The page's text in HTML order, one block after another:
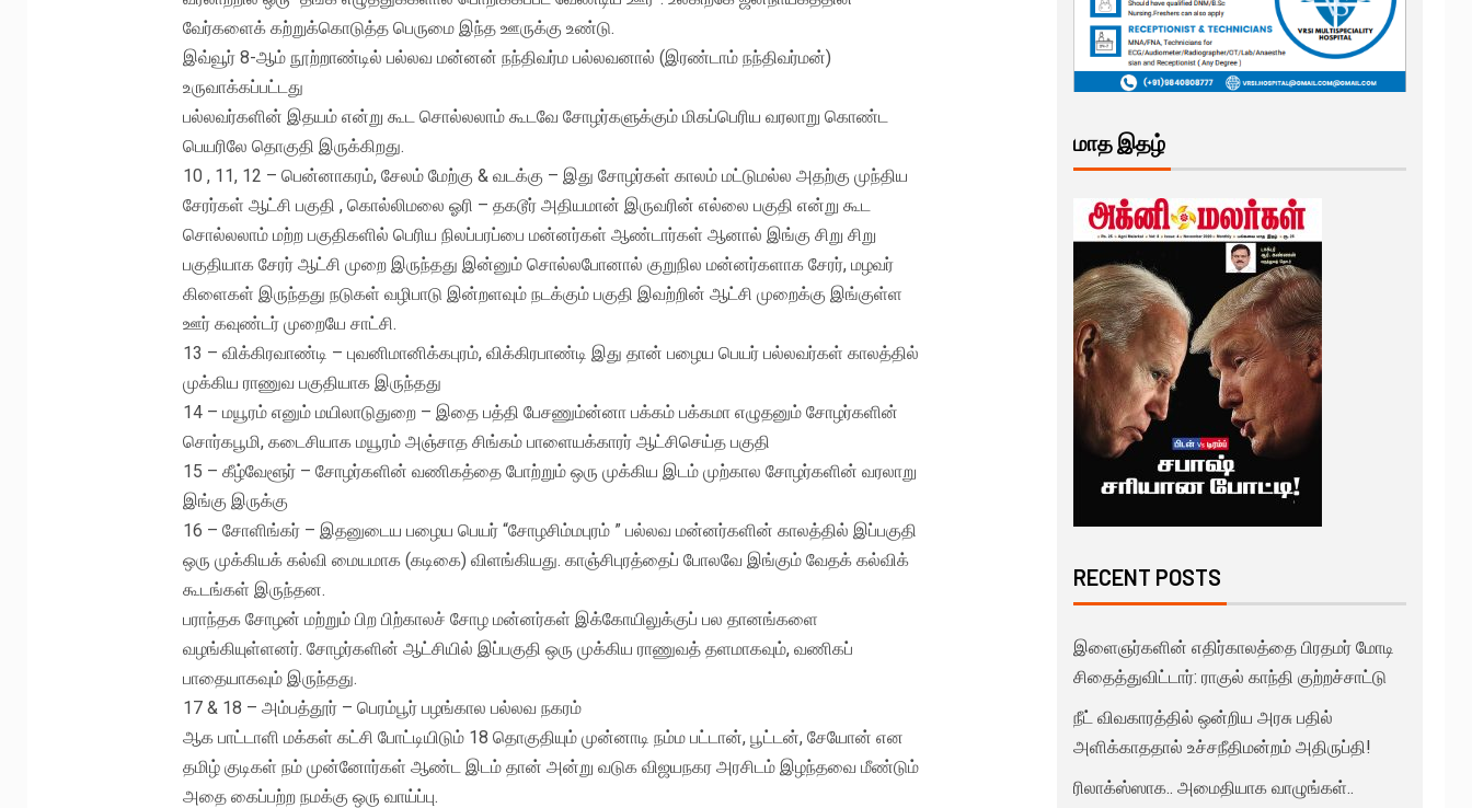
வேர்களைக் கற்றுக்கொடுத்த பெருமை இந்த ஊருக்கு உண்டு.
இவ்வூர் 8-ஆம் நூற்றாண்டில் பல்லவ மன்னன் நந்திவர்ம பல்லவனால் (இரண்டாம் நந்திவர்மன்)
உருவாக்கப்பட்டது
பல்லவர்களின் இதயம் என்று கூட சொல்லலாம் கூடவே சோழர்களுக்கும் மிகப்பெரிய வரலாறு கொண்ட
பெயரிலே தொகுதி இருக்கிறது.
10 , 11, 12 – பென்னாகரம், சேலம் மேற்கு & வடக்கு – இது சோழர்கள் காலம் மட்டுமல்ல அதற்கு முந்திய
சேரர்கள் ஆட்சி பகுதி , கொல்லிமலை ஓரி – தகடூர் அதியமான் இருவரின் எல்லை பகுதி என்று கூட
சொல்லலாம் மற்ற பகுதிகளில் பெரிய நிலப்பரப்பை மன்னர்கள் ஆண்டார்கள் ஆனால் இங்கு சிறு சிறு
பகுதியாக சேரர் ஆட்சி முறை இருந்தது இன்னும் சொல்லபோனால் குறுநில மன்னர்களாக சேரர், மழவர்
கிளைகள் இருந்தது நடுகள் வழிபாடு இன்றளவும் நடக்கும் பகுதி இவற்றின் ஆட்சி முறைக்கு இங்குள்ள
ஊர் கவுண்டர் முறையே சாட்சி.
13 – விக்கிரவாண்டி – புவனிமானிக்கபுரம், விக்கிரபாண்டி இது தான் பழைய பெயர் பல்லவர்கள் காலத்தில்
முக்கிய ராணுவ பகுதியாக இருந்தது
14 – மயூரம் எனும் மயிலாடுதுறை – இதை பத்தி பேசணும்ன்னா பக்கம் பக்கமா எழுதனும் சோழர்களின்
சொர்கபூமி, கடைசியாக மயூரம் அஞ்சாத சிங்கம் பாளையக்காரர் ஆட்சிசெய்த பகுதி
15 – கீழ்வேளூர் – சோழர்களின் வணிகத்தை போற்றும் ஒரு முக்கிய இடம் முற்கால சோழர்களின் வரலாறு
இங்கு இருக்கு
16 – சோளிங்கர் – இதனுடைய பழைய பெயர் “சோழசிம்மபுரம் ” பல்லவ மன்னர்களின் காலத்தில் இப்பகுதி
ஒரு முக்கியக் கல்வி மையமாக (கடிகை) விளங்கியது. காஞ்சிபுரத்தைப் போலவே இங்கும் வேதக் கல்விக்
கூடங்கள் இருந்தன.
பராந்தக சோழன் மற்றும் பிற பிற்காலச் சோழ மன்னர்கள் இக்கோயிலுக்குப் பல தானங்களை
வழங்கியுள்ளனர். சோழர்களின் ஆட்சியில் இப்பகுதி ஒரு முக்கிய ராணுவத் தளமாகவும், வணிகப்
பாதையாகவும் இருந்தது.
17 & 18 – அம்பத்தூர் – பெரம்பூர் பழங்கால பல்லவ நகரம்
ஆக பாட்டாளி மக்கள் கட்சி போட்டியிடும் 18 தொகுதியும் முன்னாடி நம்ம பட்டான், பூட்டன், சேயோன் என
தமிழ் குடிகள் நம் முன்னோர்கள் ஆண்ட இடம் தான் அன்று வடுக விஜயநகர அரசிடம் இழந்தவை மீண்டும்
அதை கைப்பற்ற நமக்கு ஒரு வாய்ப்பு.
மாத இதழ்
RECENT POSTS
இளைஞர்களின் எதிர்காலத்தை பிரதமர் மோடி
சிதைத்துவிட்டார்: ராகுல் காந்தி குற்றச்சாட்டு
நீட் விவகாரத்தில் ஒன்றிய அரசு பதில்
அளிக்காததால் உச்சநீதிமன்றம் அதிருப்தி!
ரிலாக்ஸ்ஸாக.. அமைதியாக வாழுங்கள்..